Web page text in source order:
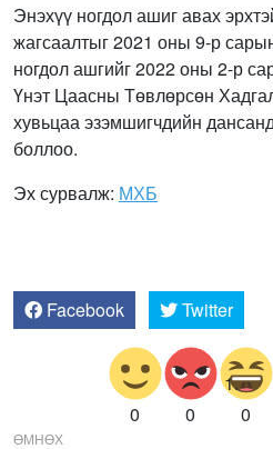
Энэхүү ногдол ашиг авах
жагсаалтыг 2021 оны 9-р
ногдол ашгийг 2022 оны 2-р
Үнэт Цаасны Төвлөрсөн
хувьцаа эзэмшигчдийн
боллоо.
Эх сурвалж: МХБ
Facebook Twitter
0 0 0
ӨМНӨХ